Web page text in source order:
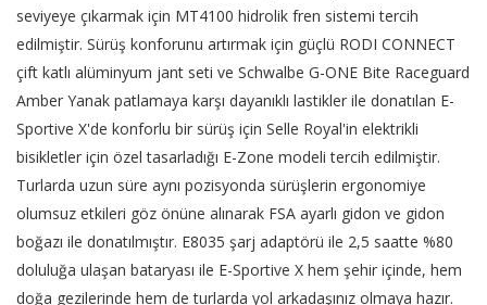
seviyeye çıkarmak için MT4100 hidrolik fren sistemi tercih
edilmiştir. Sürüş konforunu artırmak için güçlü RODI CONNECT
çift katlı alüminyum jant seti ve Schwalbe G-ONE Bite Raceguard
Amber Yanak patlamaya karşı dayanıklı lastikler ile donatılan E-
Sportive X'de konforlu bir sürüş için Selle Royal'in elektrikli
bisikletler için özel tasarladığı E-Zone modeli tercih edilmiştir.
Turlarda uzun süre aynı pozisyonda sürüşlerin ergonomiye
olumsuz etkileri göz önüne alınarak FSA ayarlı gidon ve gidon
boğazı ile donatılmıştır. E8035 şarj adaptörü ile 2,5 saatte %80
doluluğa ulaşan bataryası ile E-Sportive X hem şehir içinde, hem
doğa gezilerinde hem de turlarda yol arkadaşınız olmaya hazır.